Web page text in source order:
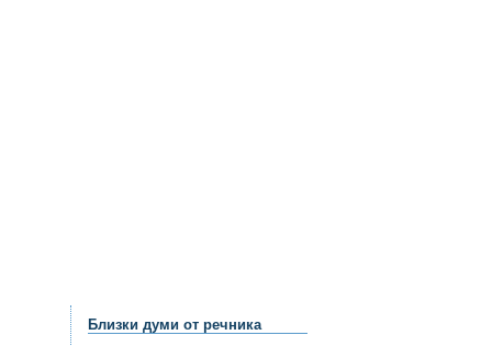
Близки думи от речника